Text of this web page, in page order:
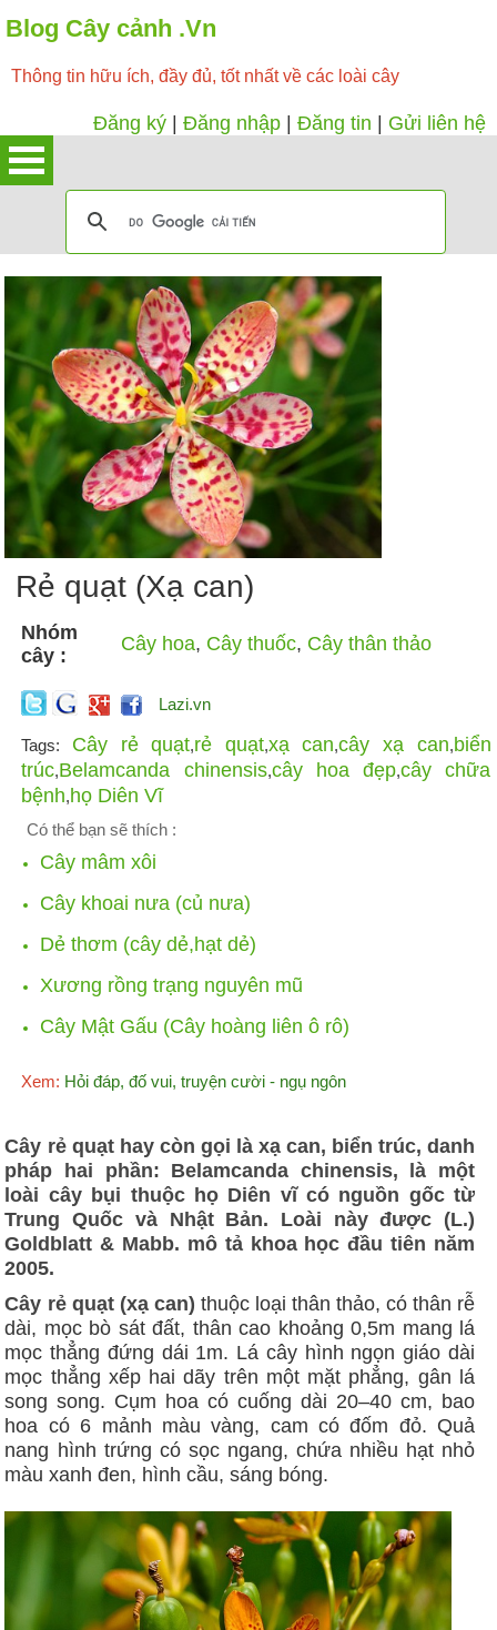
Blog Cây cảnh .Vn
Thông tin hữu ích, đầy đủ, tốt nhất về các loài cây
Đăng ký Đăng nhập Đăng tin Gửi liên hệ
Rẻ quạt (Xạ can)
Nhóm
cây :
Cây hoa, Cây thuốc, Cây thân thảo
Lazi.vn
Tags: Cây rẻ quạt,rẻ quạt,xạ can,cây xạ can,biển
trúc,Belamcanda chinensis,cây hoa đẹp,cây chữa
bệnh,họ Diên Vĩ
Có thể bạn sẽ thích :
Cây mâm xôi
Cây khoai nưa (củ nưa)
Dẻ thơm (cây dẻ,hạt dẻ)
Xương rồng trạng nguyên mũ
Cây Mật Gấu (Cây hoàng liên ô rô)
Xem: Hỏi đáp, đố vui, truyện cười - ngụ ngôn
Cây rẻ quạt hay còn gọi là xạ can, biển trúc, danh
pháp hai phần: Belamcanda chinensis, là một
loài cây bụi thuộc họ Diên vĩ có nguồn gốc từ
Trung Quốc và Nhật Bản. Loài này được (L.)
Goldblatt & Mabb. mô tả khoa học đầu tiên năm
2005.
Cây rẻ quạt (xạ can) thuộc loại thân thảo, có thân rễ
dài, mọc bò sát đất, thân cao khoảng 0,5m mang lá
mọc thẳng đứng dái 1m. Lá cây hình ngọn giáo dài
mọc thẳng xếp hai dãy trên một mặt phẳng, gân lá
song song. Cụm hoa có cuống dài 20–40 cm, bao
hoa có 6 mảnh màu vàng, cam có đốm đỏ. Quả
nang hình trứng có sọc ngang, chứa nhiều hạt nhỏ
màu xanh đen, hình cầu, sáng bóng.